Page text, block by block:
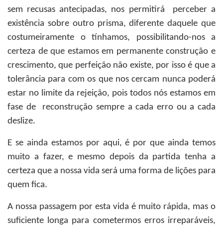
sem recusas antecipadas, nos permitirá perceber a
existência sobre outro prisma, diferente daquele que
costumeiramente o tínhamos, possibilitando-nos a
certeza de que estamos em permanente construção e
crescimento, que perfeição não existe, por isso é que a
tolerância para com os que nos cercam nunca poderá
estar no limite da rejeição, pois todos nós estamos em
fase de reconstrução sempre a cada erro ou a cada
deslize.
E se ainda estamos por aqui, é por que ainda temos
muito a fazer, e mesmo depois da partida tenha a
certeza que a nossa vida será uma forma de lições para
quem fica.
A nossa passagem por esta vida é muito rápida, mas o
suficiente longa para cometermos erros irreparáveis,